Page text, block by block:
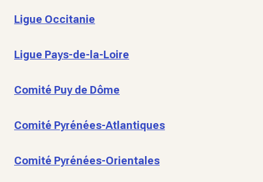
Ligue Occitanie
Ligue Pays-de-la-Loire
Comité Puy de Dôme
Comité Pyrénées-Atlantiques
Comité Pyrénées-Orientales